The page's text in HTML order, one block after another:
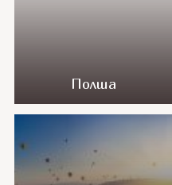
Полша